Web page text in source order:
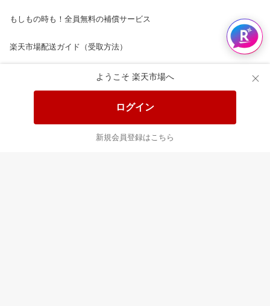
ようこそ 楽天市場へ
ログイン
新規会員登録はこちら
もしもの時も！全員無料の補償サービス
楽天市場配送ガイド（受取方法）
楽天にお店を開きませんか？
楽天ショッピングサービスご利用規約